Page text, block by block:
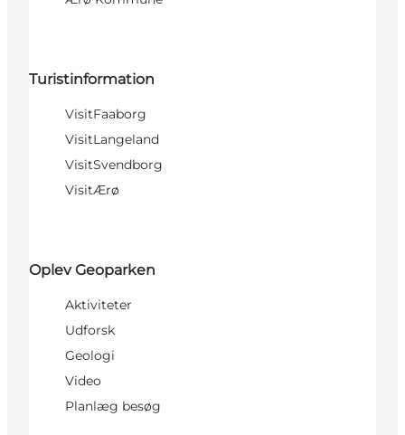
Turistinformation
VisitFaaborg
VisitLangeland
VisitSvendborg
VisitÆrø
Oplev Geoparken
Aktiviteter
Udforsk
Geologi
Video
Planlæg besøg